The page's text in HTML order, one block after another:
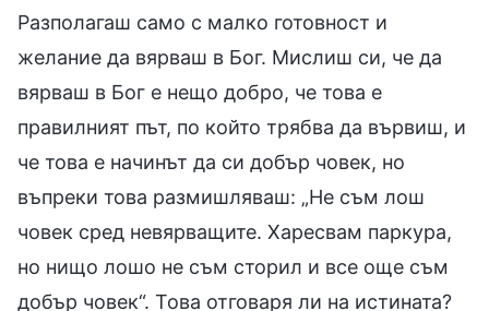
Разполагаш само с малко готовност и
желание да вярваш в Бог. Мислиш си, че да
вярваш в Бог е нещо добро, че това е
правилният път, по който трябва да вървиш, и
че това е начинът да си добър човек, но
въпреки това размишляваш: „Не съм лош
човек сред невярващите. Харесвам паркура,
но нищо лошо не съм сторил и все още съм
добър човек“. Това отговаря ли на истината?